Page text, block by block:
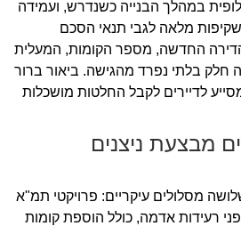
במהלך הבנייה כשנדרש, ועמידה
מלאה לגבי תנאי הסכם
החדשה, מספר הקומות, המעלית
חלק בלתי נפרד מהגישה. ביאור ברור
מבצעת ניצנים
מסלולים עיקריים: פרויקטי תמ"א
מפני רעידות אדמה, כולל הוספת קומות